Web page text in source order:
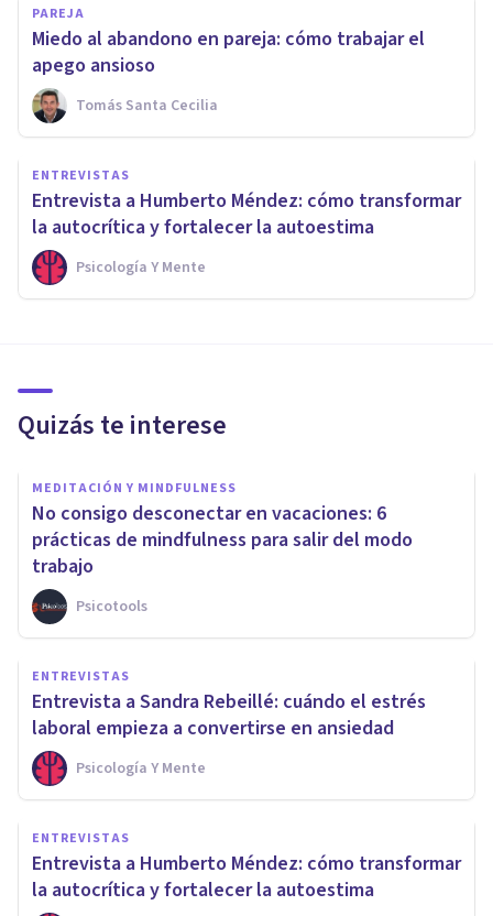
PAREJA
Miedo al abandono en pareja: cómo trabajar el
apego ansioso
Tomás Santa Cecilia
ENTREVISTAS
Entrevista a Humberto Méndez: cómo transformar
la autocrítica y fortalecer la autoestima
Psicología Y Mente
Quizás te interese
MEDITACIÓN Y MINDFULNESS
No consigo desconectar en vacaciones: 6
prácticas de mindfulness para salir del modo
trabajo
Psicotools
ENTREVISTAS
Entrevista a Sandra Rebeillé: cuándo el estrés
laboral empieza a convertirse en ansiedad
Psicología Y Mente
ENTREVISTAS
Entrevista a Humberto Méndez: cómo transformar
la autocrítica y fortalecer la autoestima